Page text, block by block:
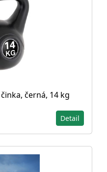
černá, 14 kg
Detail